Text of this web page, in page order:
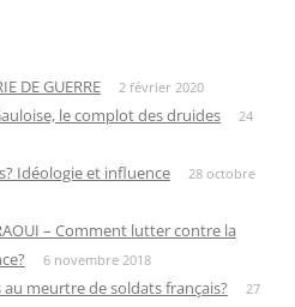
DE GUERRE 2 février 2020
le complot des druides
24
Idéologie et influence
28 octobre
– Comment lutter contre la
6 novembre 2018
au meurtre de soldats français?
27